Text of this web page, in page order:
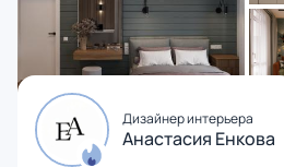
Дизайнер интерьера
Анастасия Енкова